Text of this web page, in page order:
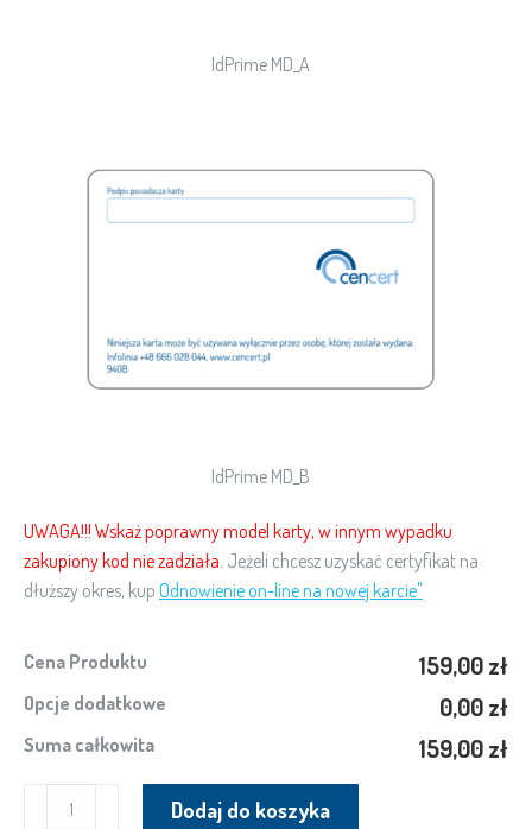
IdPrime MD_A
IdPrime MD_B
UWAGA!!! Wskaż poprawny model karty, w innym wypadku
zakupiony kod nie zadziała. Jeżeli chcesz uzyskać certyfikat na
dłuższy okres, kup Odnowienie on-line na nowej karcie"
Cena Produktu 159,00 zł
Opcje dodatkowe 0,00 zł
Suma całkowita 159,00 zł
Dodaj do koszyka